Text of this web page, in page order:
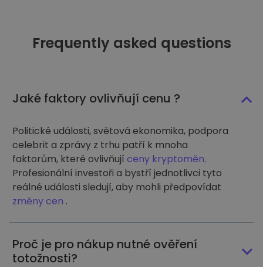
Frequently asked questions
Jaké faktory ovlivňují cenu ?
Politické události, světová ekonomika, podpora
celebrit a zprávy z trhu patří k mnoha
faktorům, které ovlivňují ceny kryptoměn.
Profesionální investoři a bystří jednotlivci tyto
reálné události sledují, aby mohli předpovídat
změny cen .
Proč je pro nákup nutné ověření
totožnosti?